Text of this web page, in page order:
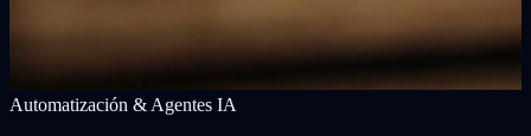
Automatización & Agentes IA